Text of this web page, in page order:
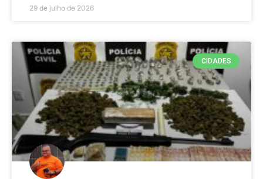
29 de julho de 2026
CIDADES